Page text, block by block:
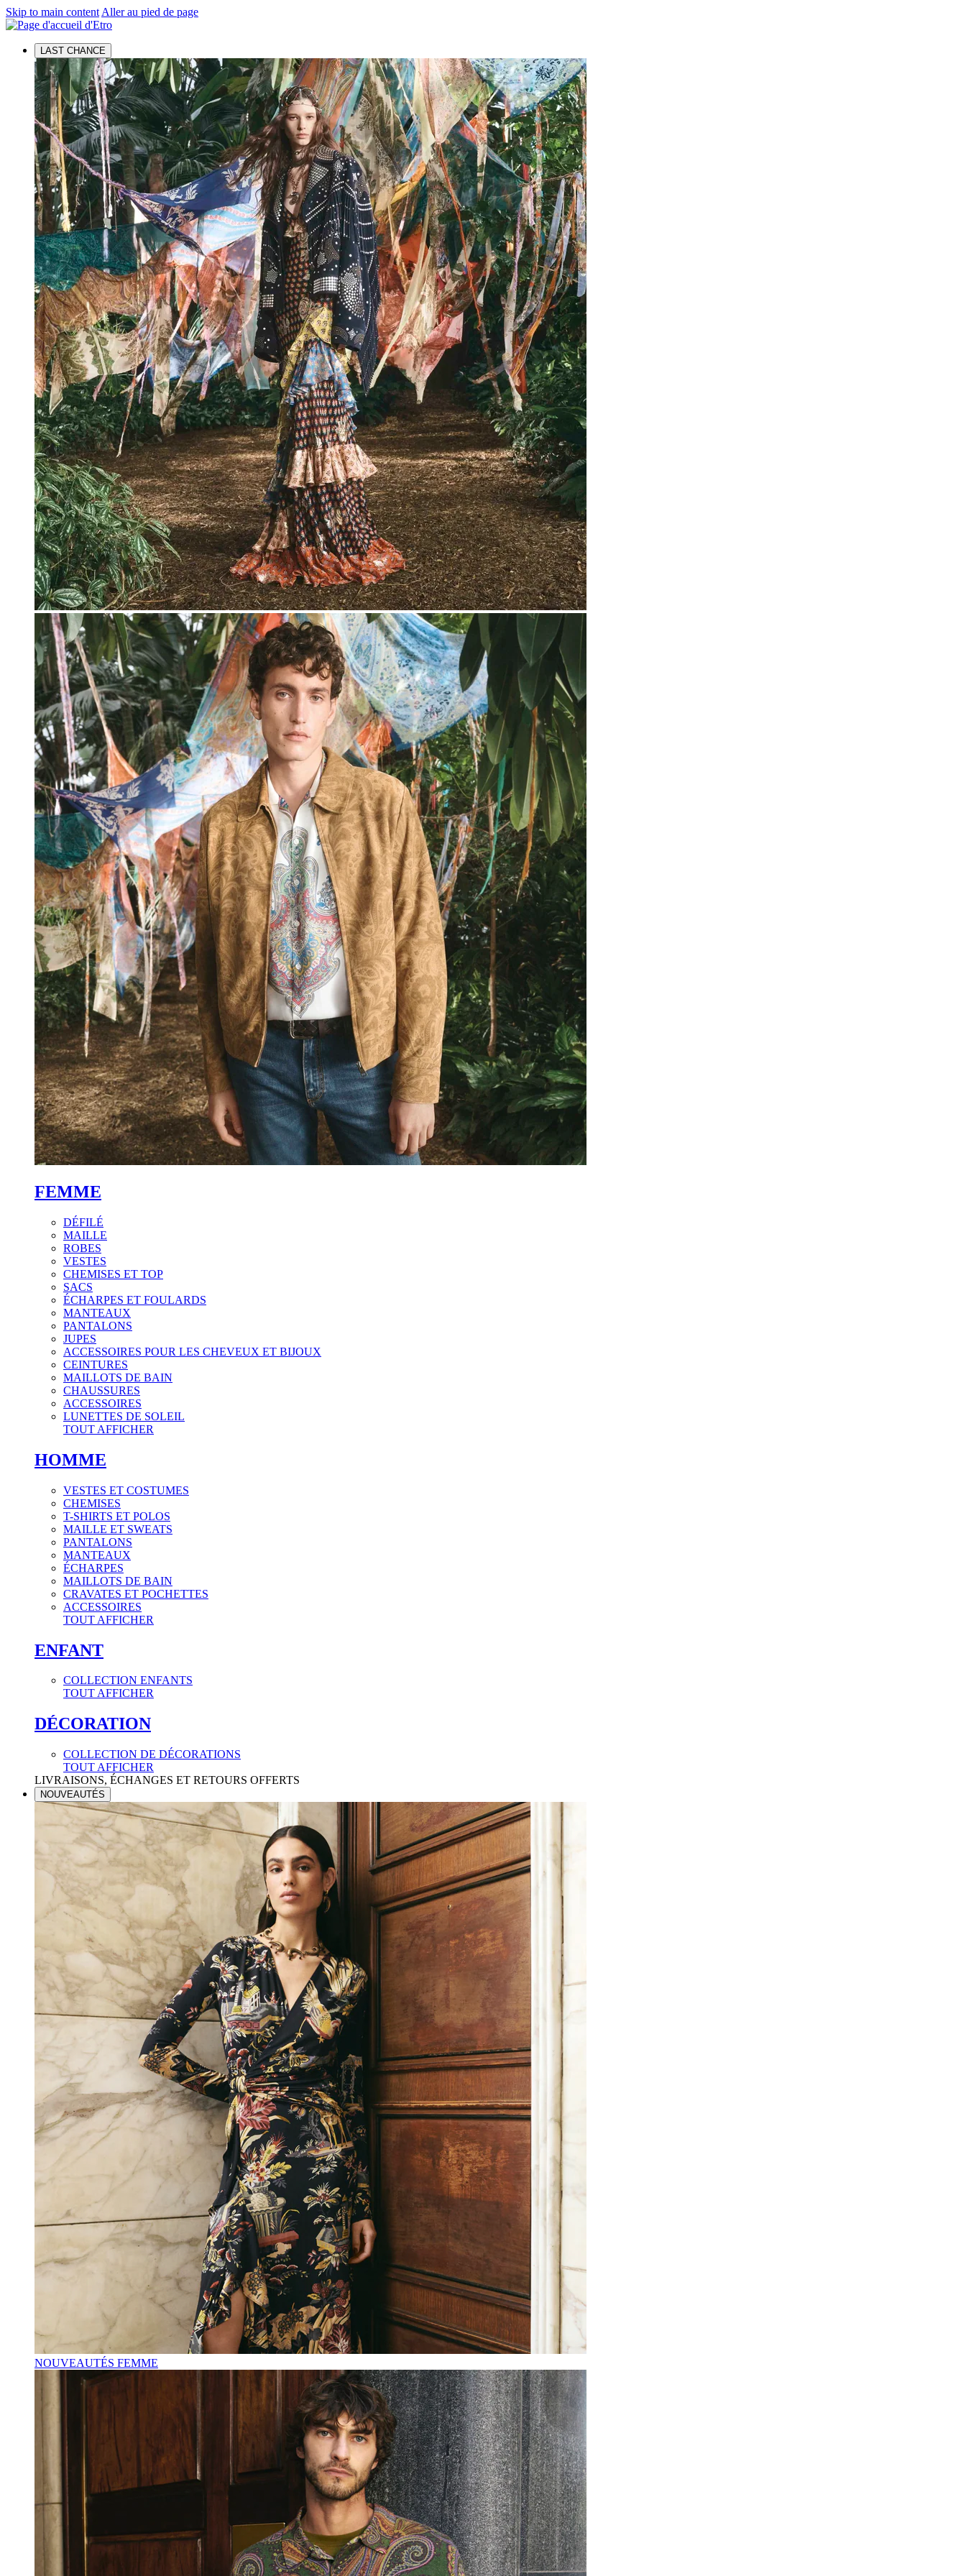
Skip to main content Aller au pied de page
LAST CHANCE
FEMME
DÉFILÉ
MAILLE
ROBES
VESTES
CHEMISES ET TOP
SACS
ÉCHARPES ET FOULARDS
MANTEAUX
PANTALONS
JUPES
ACCESSOIRES POUR LES CHEVEUX ET BIJOUX
CEINTURES
MAILLOTS DE BAIN
CHAUSSURES
ACCESSOIRES
LUNETTES DE SOLEIL
TOUT AFFICHER
HOMME
VESTES ET COSTUMES
CHEMISES
T-SHIRTS ET POLOS
MAILLE ET SWEATS
PANTALONS
MANTEAUX
ÉCHARPES
MAILLOTS DE BAIN
CRAVATES ET POCHETTES
ACCESSOIRES
TOUT AFFICHER
ENFANT
COLLECTION ENFANTS
TOUT AFFICHER
DÉCORATION
COLLECTION DE DÉCORATIONS
TOUT AFFICHER
LIVRAISONS, ÉCHANGES ET RETOURS OFFERTS
NOUVEAUTÉS
NOUVEAUTÉS FEMME